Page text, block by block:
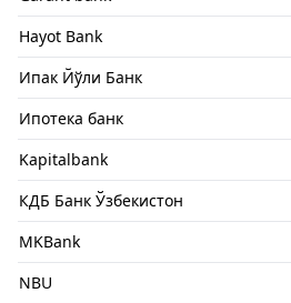
Hayot Bank
Ипак Йўли Банк
Ипотека банк
Kapitalbank
КДБ Банк Ўзбекистон
MKBank
NBU